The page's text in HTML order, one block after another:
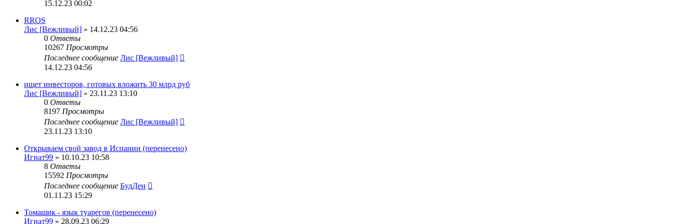
15.12.23 00:02
RROS
Лис [Вежливый] » 14.12.23 04:56
0 Ответы
10267 Просмотры
Последнее сообщение Лис [Вежливый]
14.12.23 04:56
ищет инвесторов, готовых вложить 30 млрд руб
Лис [Вежливый] » 23.11.23 13:10
0 Ответы
8197 Просмотры
Последнее сообщение Лис [Вежливый]
23.11.23 13:10
Открываем свой завод в Испании (перенесено)
Игнат99 » 10.10.23 10:58
8 Ответы
15592 Просмотры
Последнее сообщение БудДен
01.11.23 15:29
Томашик - язык туарегов (перенесено)
Игнат99 » 28.09.23 06:29